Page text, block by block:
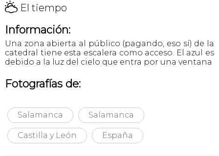
H El tiempo
Información:
Una zona abierta al público (pagando, eso sí) de la
catedral tiene esta escalera como acceso. El azul es
debido a la luz del cielo que entra por una ventana
Fotografías de:
Salamanca Salamanca
Castilla y León España